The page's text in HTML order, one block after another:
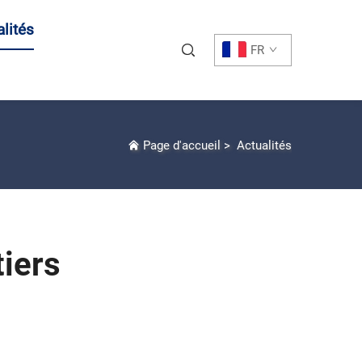
FR
Page d'accueil > Actualités